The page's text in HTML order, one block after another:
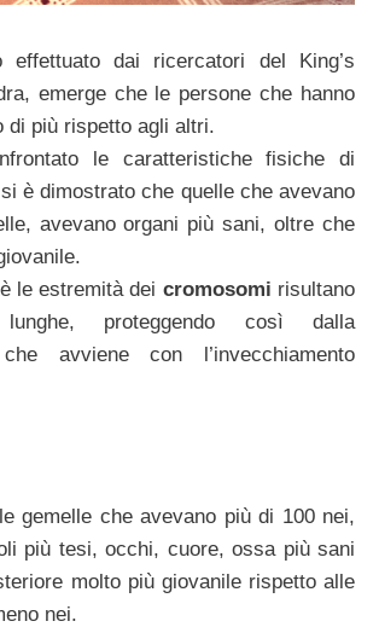
effettuato dai ricercatori del King’s
emerge che le persone che hanno
di più rispetto agli altri.
le caratteristiche fisiche di
è dimostrato che quelle che avevano
avevano organi più sani, oltre che
le estremità dei cromosomi risultano
proteggendo così dalla
che avviene con l’invecchiamento
gemelle che avevano più di 100 nei,
più tesi, occhi, cuore, ossa più sani
molto più giovanile rispetto alle
nei.